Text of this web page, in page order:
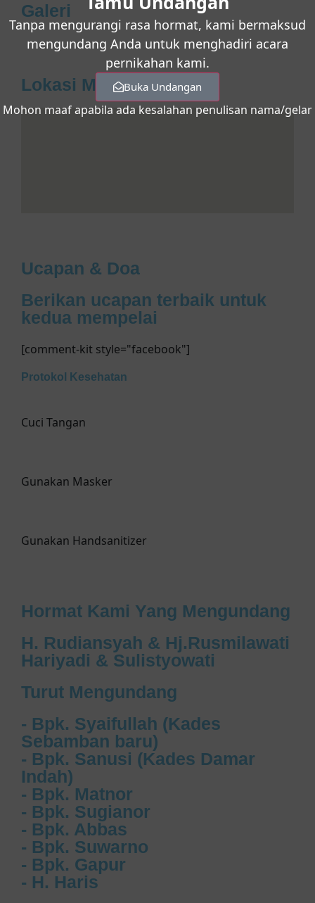
Galeri
Lokasi Maps
Ucapan & Doa
Berikan ucapan terbaik untuk
kedua mempelai
[comment-kit style="facebook"]
Protokol Kesehatan
Cuci Tangan
Gunakan Masker
Gunakan Handsanitizer
Hormat Kami Yang Mengundang
H. Rudiansyah & Hj.Rusmilawati
Hariyadi & Sulistyowati
Turut Mengundang
- Bpk. Syaifullah (Kades
Sebamban baru)
- Bpk. Sanusi (Kades Damar
Indah)
- Bpk. Matnor
- Bpk. Sugianor
- Bpk. Abbas
- Bpk. Suwarno
- Bpk. Gapur
- H. Haris
Tanpa mengurangi rasa hormat, kami bermaksud
mengundang Anda untuk menghadiri acara
pernikahan kami.
Buka Undangan
Mohon maaf apabila ada kesalahan penulisan nama/gelar